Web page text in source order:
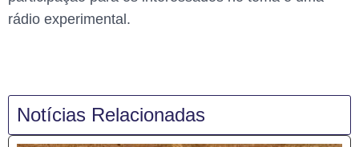
rádio experimental.
Notícias Relacionadas